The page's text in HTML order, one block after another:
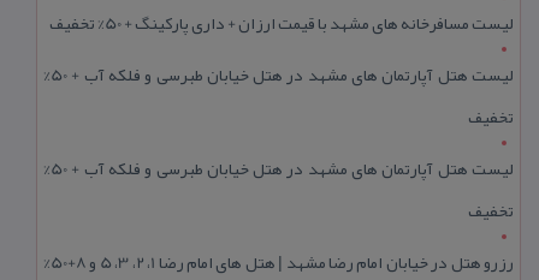
لیست مسافرخانه های مشهد با قیمت ارزان + داری پارکینگ + 50% تخفیف
لیست هتل آپارتمان های مشهد در هتل خیابان طبرسی و فلکه آب + 50%
تخفیف
لیست هتل آپارتمان های مشهد در هتل خیابان طبرسی و فلکه آب + 50%
تخفیف
رزرو هتل در خیابان امام رضا مشهد | هتل‌ های امام رضا 1، 2، 3، 5 و 8+50%